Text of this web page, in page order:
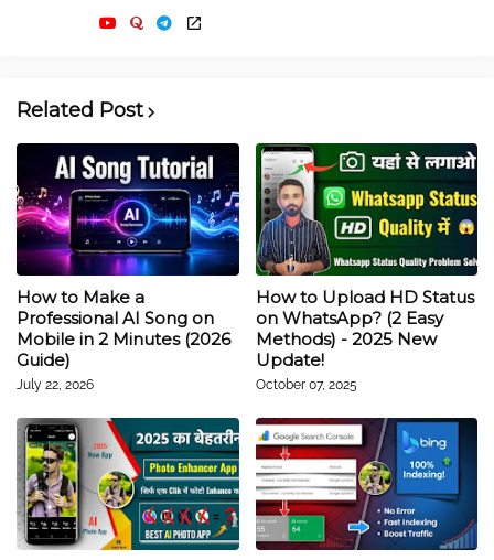
Related Post
How to Make a
Professional AI Song on
Mobile in 2 Minutes (2026
Guide)
July 22, 2026
How to Upload HD Status
on WhatsApp? (2 Easy
Methods) - 2025 New
Update!
October 07, 2025